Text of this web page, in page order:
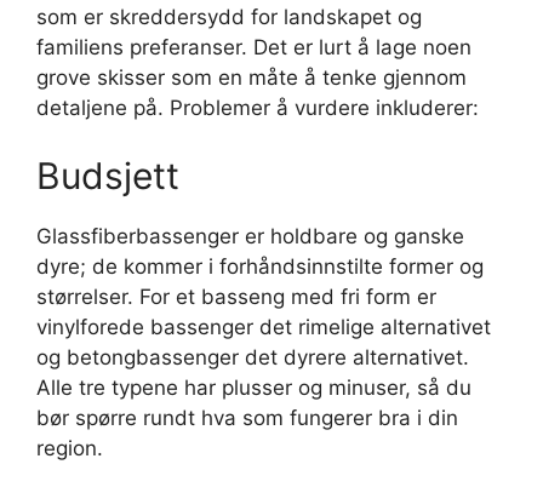
som er skreddersydd for landskapet og
familiens preferanser. Det er lurt å lage noen
grove skisser som en måte å tenke gjennom
detaljene på. Problemer å vurdere inkluderer:
Budsjett
Glassfiberbassenger er holdbare og ganske
dyre; de kommer i forhåndsinnstilte former og
størrelser. For et basseng med fri form er
vinylforede bassenger det rimelige alternativet
og betongbassenger det dyrere alternativet.
Alle tre typene har plusser og minuser, så du
bør spørre rundt hva som fungerer bra i din
region.